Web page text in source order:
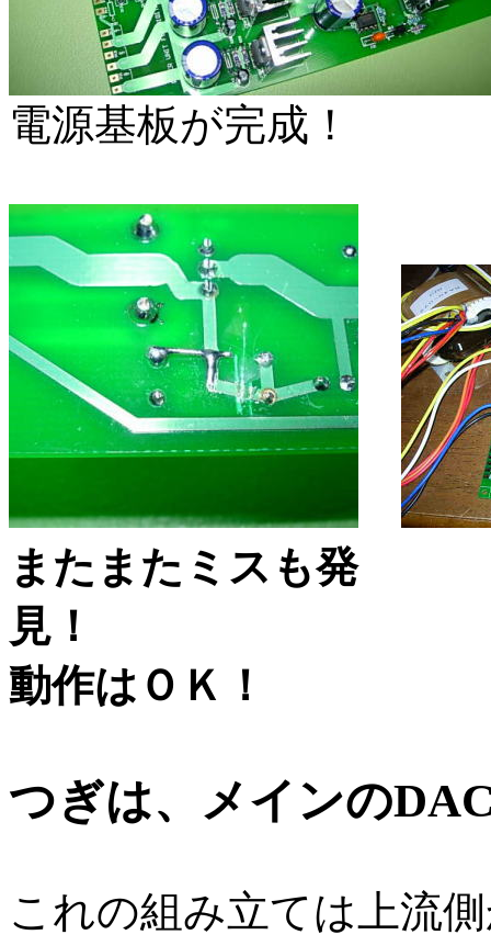
電源基板が完成！
またまたミスも発
動作はＯＫ！
つぎは、メインの
これの組み立ては上流